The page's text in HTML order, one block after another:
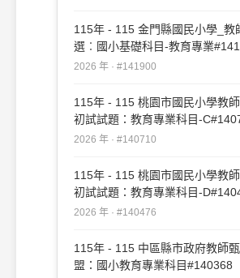
115年 - 115 金門縣國民小學_教
選︰國小基礎科目-教育專業
2026 年 · #141900
115年 - 115 桃園市國民小學教
初試試題：教育專業科目-
2026 年 · #140710
115年 - 115 桃園市國民小學教
初試試題：教育專業科目-
2026 年 · #140476
115年 - 115 中區縣市政府教師
盟：國小教育專業科目#140368